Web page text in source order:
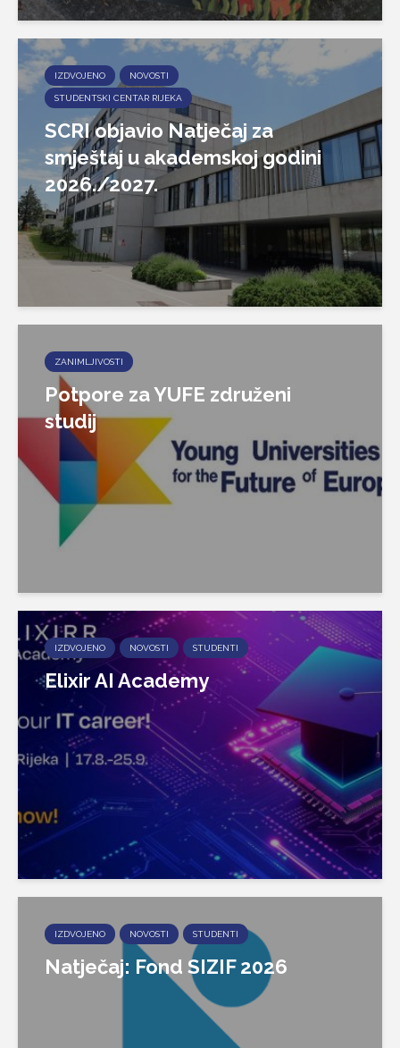
IZDVOJENO NOVOSTI
STUDENTSKI CENTAR RIJEKA
SCRI objavio Natječaj za
smještaj u akademskoj godini
2026./2027.
ZANIMLJIVOSTI
Potpore za YUFE združeni
studij
IZDVOJENO NOVOSTI STUDENTI
Elixir AI Academy
IZDVOJENO NOVOSTI STUDENTI
Natječaj: Fond SIZIF 2026